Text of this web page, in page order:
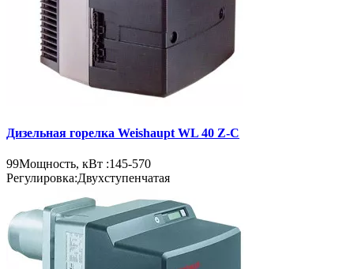
Дизельная горелка Weishaupt WL 40 Z-C
99Мощность, кВт :145-570
Регулировка:Двухступенчатая